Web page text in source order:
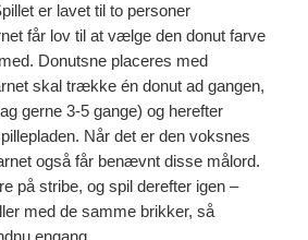
er lavet til to personer
får lov til at vælge den donut farve
Donutsne placeres med
skal trække én donut ad gangen,
gerne 3-5 gange) og herefter
Når det er den voksnes
også får benævnt disse målord.
på stribe, og spil derefter igen –
med de samme brikker, så